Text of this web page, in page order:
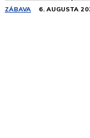
ZÁBAVA 6. AUGUSTA